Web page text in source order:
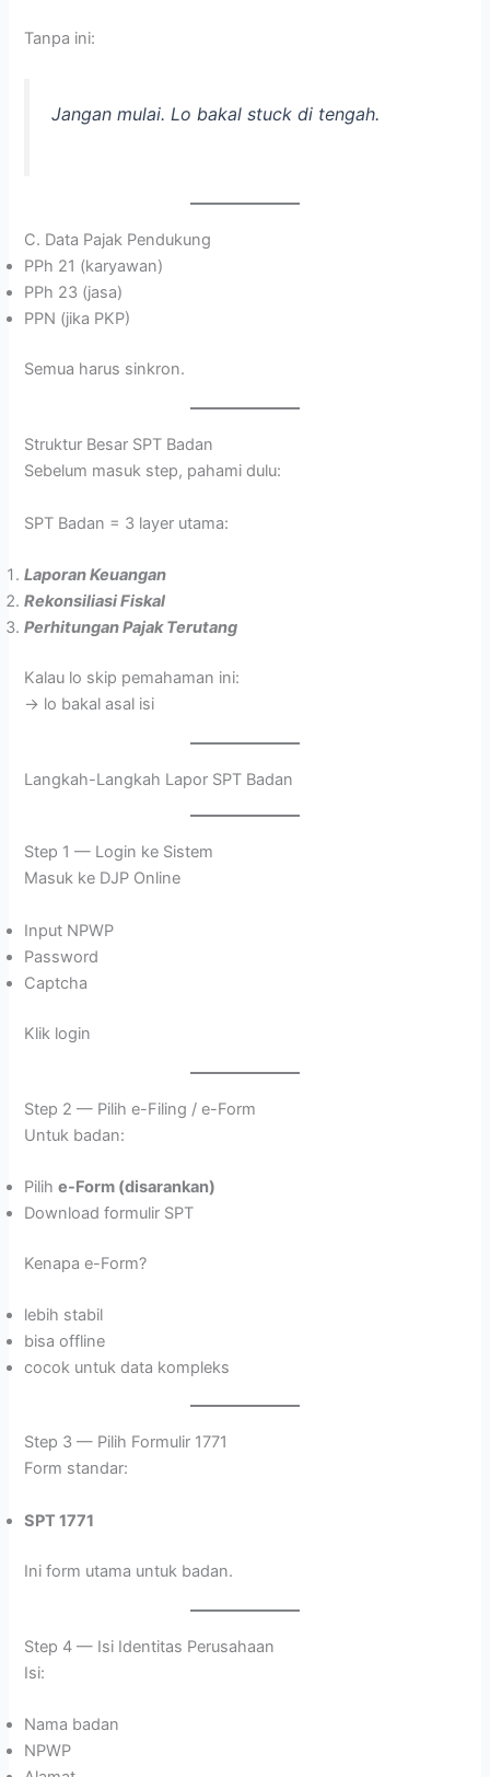
Tanpa ini:
Jangan mulai. Lo bakal stuck di tengah.
C. Data Pajak Pendukung
PPh 21 (karyawan)
PPh 23 (jasa)
PPN (jika PKP)
Semua harus sinkron.
Struktur Besar SPT Badan
Sebelum masuk step, pahami dulu:
SPT Badan = 3 layer utama:
Laporan Keuangan
Rekonsiliasi Fiskal
Perhitungan Pajak Terutang
Kalau lo skip pemahaman ini:
→ lo bakal asal isi
Langkah-Langkah Lapor SPT Badan
Step 1 — Login ke Sistem
Masuk ke DJP Online
Input NPWP
Password
Captcha
Klik login
Step 2 — Pilih e-Filing / e-Form
Untuk badan:
Pilihe-Form (disarankan)
Download formulir SPT
Kenapa e-Form?
lebih stabil
bisa offline
cocok untuk data kompleks
Step 3 — Pilih Formulir 1771
Form standar:
SPT 1771
Ini form utama untuk badan.
Step 4 — Isi Identitas Perusahaan
Isi:
Nama badan
NPWP